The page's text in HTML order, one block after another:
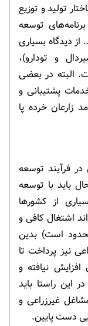
تولید و توزیع
توسعه
دیدگاه بسیاری
و تودارو)،
البته در بعضی
پشتیبانی و
زارعان خرده پا
فرآیند توسعه
باید با توسعه
از کشورها
اشتغال کافی و
است) بدین
نیز پرداخت تا
نیافته و
این راستا باید
غیرزراعی و
دست پایین.